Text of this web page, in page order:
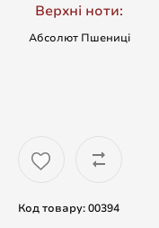
Верхні ноти:
Абсолют Пшениці
Код товару: 00394